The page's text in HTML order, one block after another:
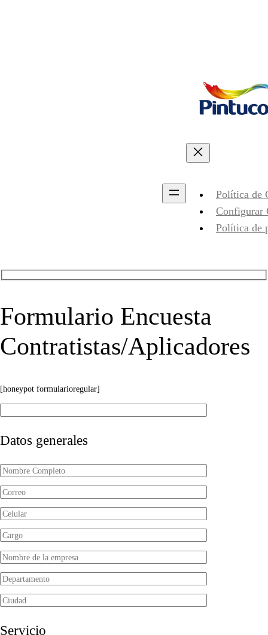
Política de
Configurar
Política de
Formulario Encuesta
Contratistas/Aplicadores
[honeypot formularioregular]
Datos generales
Servicio